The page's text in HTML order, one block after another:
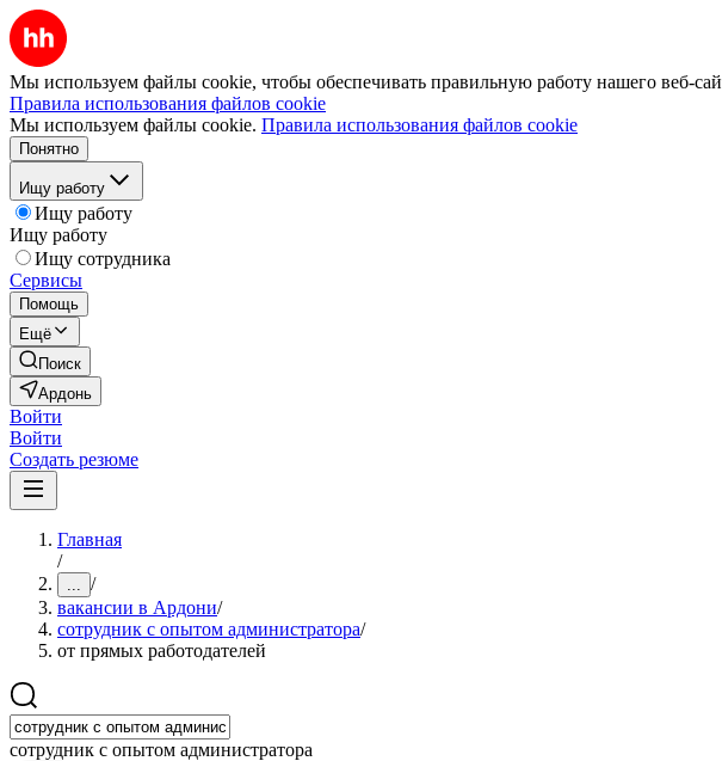
Мы используем файлы cookie, чтобы обеспечивать правильную работу нашего веб-
Правила использования файлов cookie
Мы используем файлы cookie. Правила использования файлов cookie
Понятно
Ищу работу
Ищу работу
Ищу работу
Ищу сотрудника
Сервисы
Помощь
Ещё
Поиск
Ардонь
Войти
Войти
Создать резюме
Главная
/
... /
вакансии в Ардони/
сотрудник с опытом администратора/
от прямых работодателей
сотрудник с опытом администратора